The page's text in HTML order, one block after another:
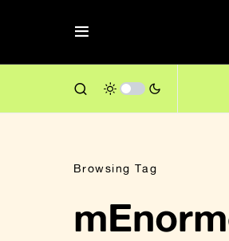
Browsing Tag